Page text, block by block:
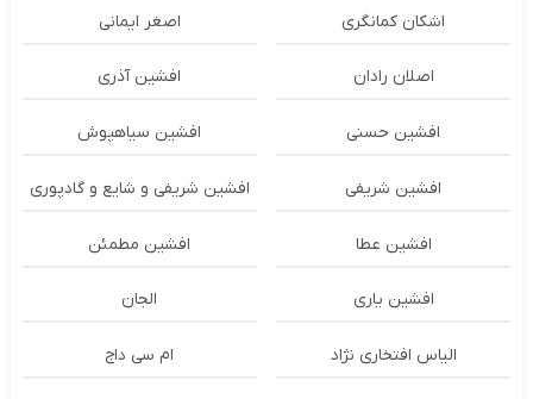
اشکان‌ کمانگری اصغر ایمانی
اصلان رادان افشین آذری
افشین حسنی افشین سیاهپوش
افشین شریفی افشین شریفی و شایع و گادپوری
افشین عطا افشین مطمئن
افشین یاری الجان
الیاس افتخاری نژاد ام سی داج